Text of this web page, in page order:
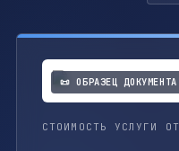
📜 ОБРАЗЕЦ ДОКУМЕНТА
СТОИМОСТЬ УСЛУГИ ОТ